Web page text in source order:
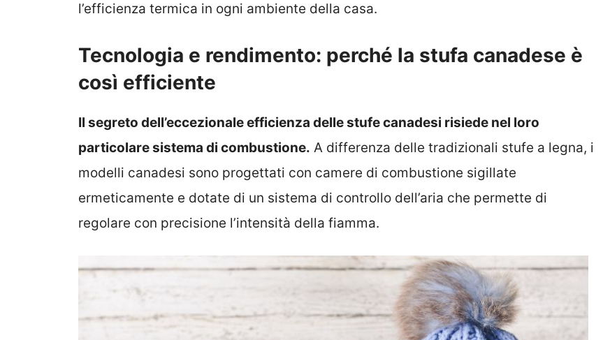
l’efficienza termica in ogni ambiente della casa.
Tecnologia e rendimento: perché la stufa canadese è
così efficiente
Il segreto dell’eccezionale efficienza delle stufe canadesi risiede nel loro
particolare sistema di combustione. A differenza delle tradizionali stufe a legna, i
modelli canadesi sono progettati con camere di combustione sigillate
ermeticamente e dotate di un sistema di controllo dell’aria che permette di
regolare con precisione l’intensità della fiamma.